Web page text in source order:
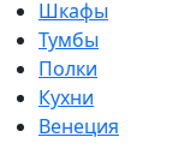
Шкафы
Тумбы
Полки
Кухни
Венеция